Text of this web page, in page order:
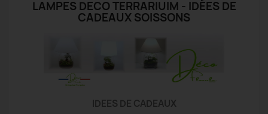
LAMPES DECO TERRARIUIM - IDÉES DE
CADEAUX SOISSONS
IDEES DE CADEAUX